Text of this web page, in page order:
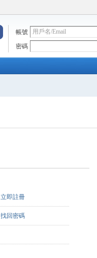
帳號
密碼
立即註冊
找回密碼